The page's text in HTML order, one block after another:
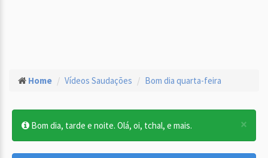
Home Vídeos Saudações Bom dia quarta-feira
×
Bom dia, tarde e noite. Olá, oi, tchal, e mais.